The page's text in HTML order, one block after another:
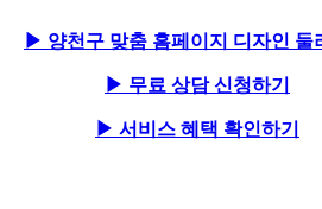
▶ 양천구 맞춤 홈페이지 디자인 둘
▶ 무료 상담 신청하기
▶ 서비스 혜택 확인하기